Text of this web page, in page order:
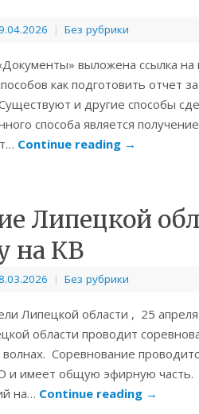
| Без рубрики
выложена ссылка на
как подготовить отчет
и другие способы
способа является
Continue reading →
Липецкой
на КВ
| Без рубрики
Липецкой области , 25 апреля
области проводит
волнах. Соревнование
общую эфирную часть.
на… Continue reading →